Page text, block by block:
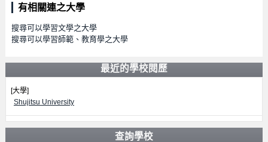
有相關連之大學
搜尋可以學習文學之大學
搜尋可以學習師範、教育學之大學
最近的學校閱歷
[大學]
Shujitsu University
查詢學校